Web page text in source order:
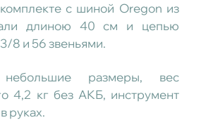
комплекте с шиной Oregon из
длиною 40 см и цепью
8 и 56 звеньями.
размеры, вес
4,2 кг без АКБ, инструмент
руках.